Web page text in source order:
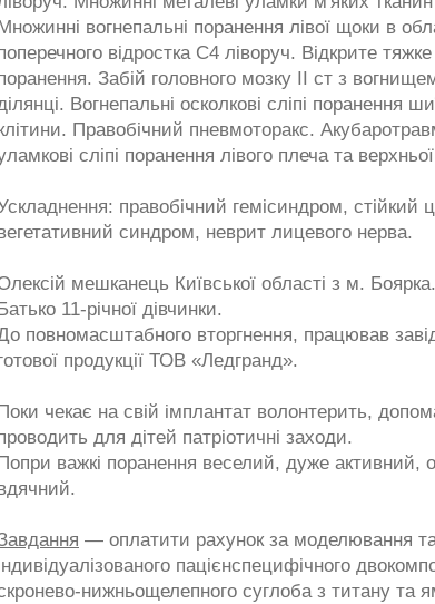
вогнепальні поранення лівої щоки в
відростка С4 ліворуч. Відкрите
Забій головного мозку II ст з
Вогнепальні осколкові сліпі поранення
Правобічний пневмоторакс.
сліпі поранення лівого плеча та
правобічний гемісиндром, стійкий
синдром, неврит лицевого нерва.
мешканець Київської області з м. Боярка.
11-річної дівчинки.
повномасштабного вторгнення, працював
продукції ТОВ «Ледгранд».
чекає на свій імплантат волонтерить,
для дітей патріотичні заходи.
важкі поранення веселий, дуже активний,
— оплатити рахунок за моделювання
пацієнспецифічного
нижньощелепного суглоба з титану та